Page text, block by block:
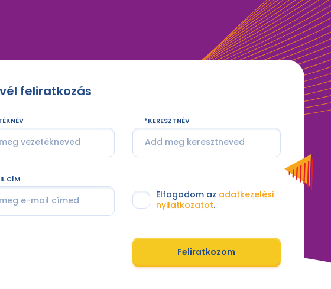
feliratkozás
KERESZTNÉV
CÍM
Elfogadom az adatkezelési
nyilatkozatot.
Feliratkozom